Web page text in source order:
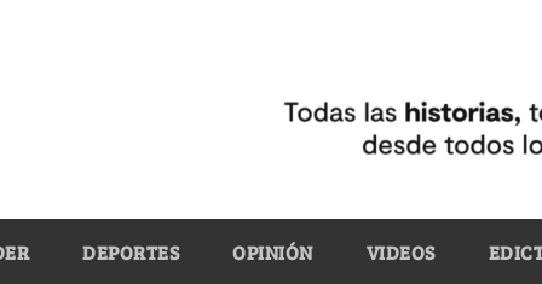
DEPORTES OPINIÓN VIDEOS